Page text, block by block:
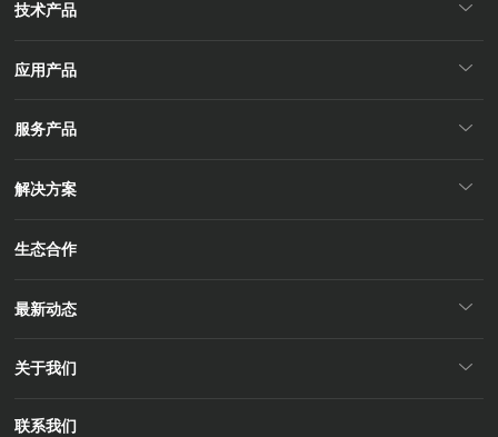
技术产品
应用产品
服务产品
解决方案
生态合作
最新动态
关于我们
联系我们